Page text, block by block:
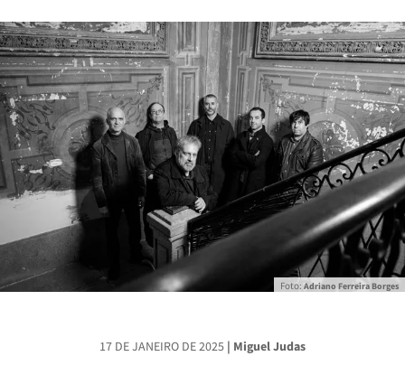
Foto: Adriano Ferreira Borges
17 DE JANEIRO DE 2025 | Miguel Judas